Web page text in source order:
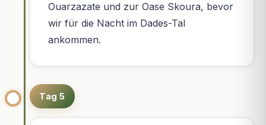
Ouarzazate und zur Oase Skoura, bevor
wir für die Nacht im Dades-Tal
ankommen.
Tag 5